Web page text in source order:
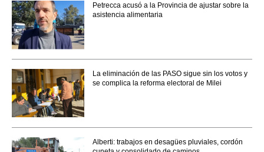
Petrecca acusó a la Provincia de ajustar sobre la
asistencia alimentaria
La eliminación de las PASO sigue sin los votos y
se complica la reforma electoral de Milei
Alberti: trabajos en desagües pluviales, cordón